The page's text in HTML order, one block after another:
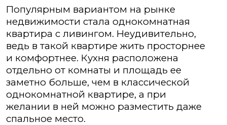
Популярным вариантом на рынке
недвижимости стала однокомнатная
квартира с ливингом. Неудивительно,
ведь в такой квартире жить просторнее
и комфортнее. Кухня расположена
отдельно от комнаты и площадь ее
заметно больше, чем в классической
однокомнатной квартире, а при
желании в ней можно разместить даже
спальное место.